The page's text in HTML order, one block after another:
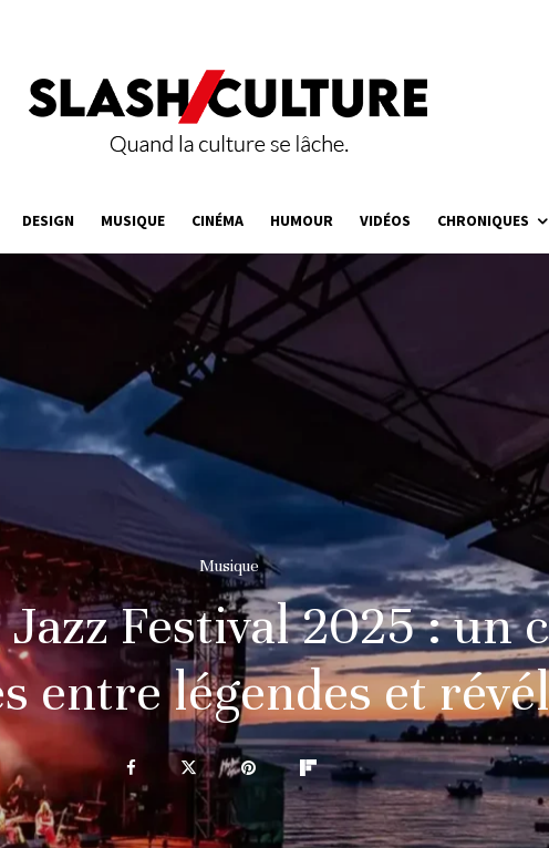
DESIGN MUSIQUE CINÉMA HUMOUR VIDÉOS CHRONIQUES
Musique
Festival 2025 : un
entre légendes et